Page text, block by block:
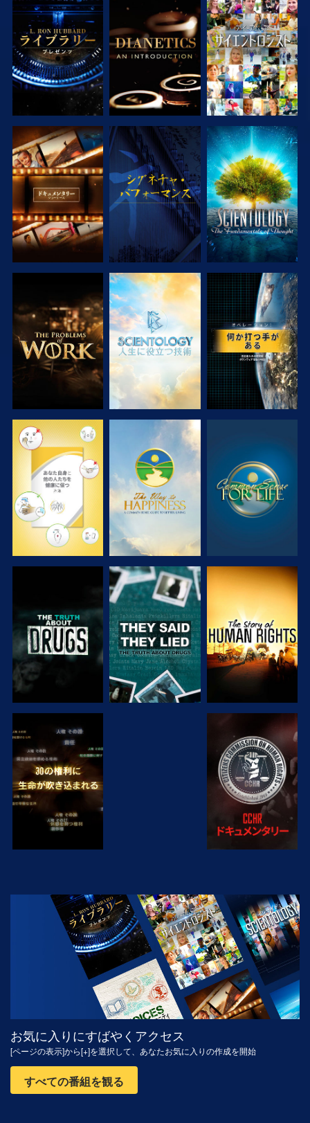
シリーズを探求 シリーズを探求 観る
シリーズを探求 観る シリーズを探求
シリーズを探求 シリーズを探求 観る
観る 観る 観る
観る 観る
観る
観る シリーズを探求
お気に入りにすばやくアクセス
[ページの表示]から[+]を選択して、あなたお気に入りの作成を開始
すべての番組を観る